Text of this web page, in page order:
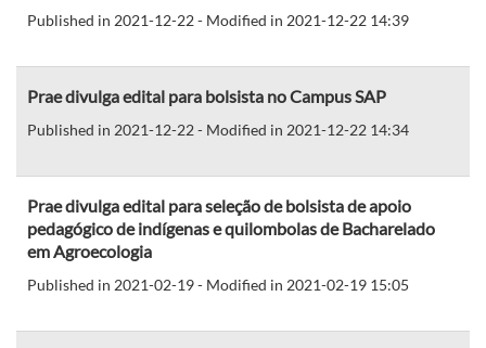
Published in 2021-12-22 - Modified in 2021-12-22 14:39
Prae divulga edital para bolsista no Campus SAP
Published in 2021-12-22 - Modified in 2021-12-22 14:34
Prae divulga edital para seleção de bolsista de apoio
pedagógico de indígenas e quilombolas de Bacharelado
em Agroecologia
Published in 2021-02-19 - Modified in 2021-02-19 15:05